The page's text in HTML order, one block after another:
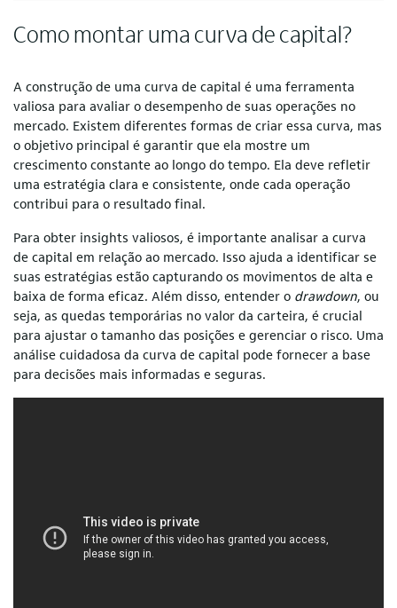
Como montar uma curva de capital?
A construção de uma curva de capital é uma ferramenta
valiosa para avaliar o desempenho de suas operações no
mercado. Existem diferentes formas de criar essa curva, mas
o objetivo principal é garantir que ela mostre um
crescimento constante ao longo do tempo. Ela deve refletir
uma estratégia clara e consistente, onde cada operação
contribui para o resultado final.
Para obter insights valiosos, é importante analisar a curva
de capital em relação ao mercado. Isso ajuda a identificar se
suas estratégias estão capturando os movimentos de alta e
baixa de forma eficaz. Além disso, entender o drawdown, ou
seja, as quedas temporárias no valor da carteira, é crucial
para ajustar o tamanho das posições e gerenciar o risco. Uma
análise cuidadosa da curva de capital pode fornecer a base
para decisões mais informadas e seguras.